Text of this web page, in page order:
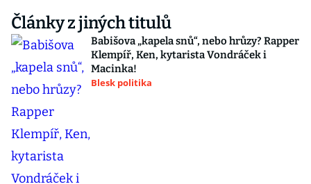
Články z jiných titulů
Babišova „kapela snů“, nebo hrůzy? Rapper
Klempíř, Ken, kytarista Vondráček i
Macinka!
Blesk politika